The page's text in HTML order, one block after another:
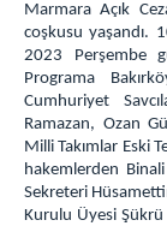
Çamaşırhane
Isı Merkezi
Galeri
Açık C.İ.K
Ziyaret Kabul
Genel Mutfak
Marmara Açık
coşkusu yaşandı.
2023 Perşembe
Programa
Cumhuriyet
Ramazan, Ozan
Milli Takımlar Eski
hakemlerden
Sekreteri
Kurulu Üyesi